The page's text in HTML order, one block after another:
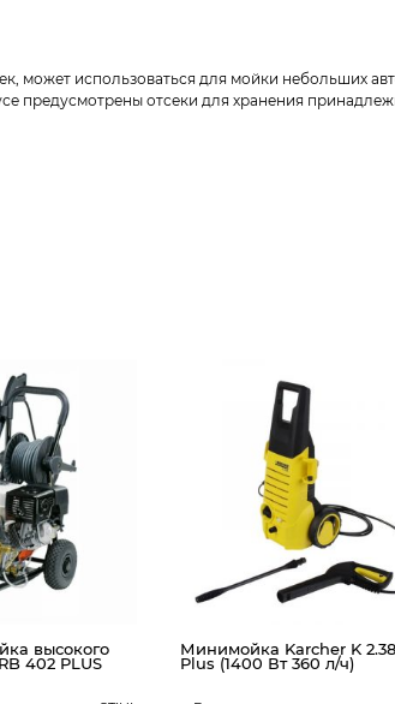
может использоваться для мойки небольших
предусмотрены отсеки для хранения
высокого
402 PLUS
Минимойка Karcher K
Plus (1400 Вт 360 л/ч)